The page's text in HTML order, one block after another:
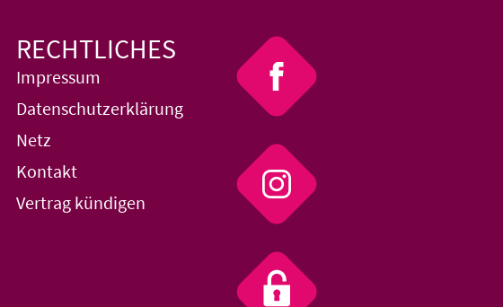
RECHTLICHES
Impressum
Datenschutzerklärung
Netz
Kontakt
Vertrag kündigen